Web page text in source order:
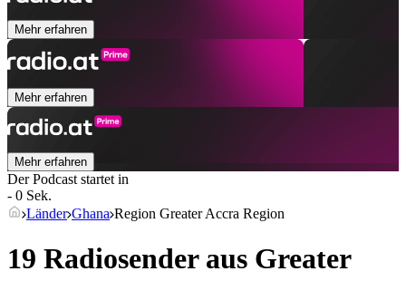
Mehr erfahren
Mehr erfahren
Mehr erfahren
Der Podcast startet in
- 0 Sek.
Länder Ghana Region Greater Accra Region
19 Radiosender aus Greater